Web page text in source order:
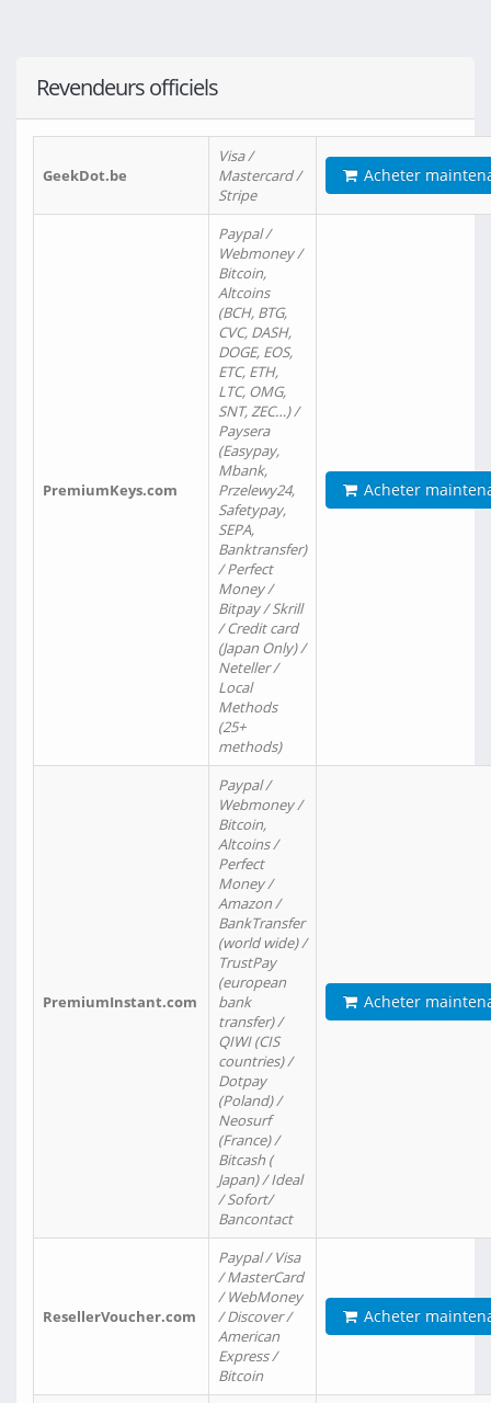
Revendeurs officiels
GeekDot.be
Visa /
Mastercard /
Stripe
Acheter
PremiumKeys.com
Paypal /
Webmoney /
Bitcoin,
Altcoins
(BCH, BTG,
CVC, DASH,
DOGE, EOS,
ETC, ETH,
LTC, OMG,
SNT, ZEC…) /
Paysera
(Easypay,
Mbank,
Przelewy24,
Safetypay,
SEPA,
Banktransfer)
/ Perfect
Money /
Bitpay / Skrill
/ Credit card
(Japan Only) /
Neteller /
Local
Methods
(25+
methods)
Acheter
PremiumInstant.com
Paypal /
Webmoney /
Bitcoin,
Altcoins /
Perfect
Money /
Amazon /
BankTransfer
(world wide) /
TrustPay
(european
bank
transfer) /
QIWI (CIS
countries) /
Dotpay
(Poland) /
Neosurf
(France) /
Bitcash (
Japan) / Ideal
/ Sofort/
Bancontact
Acheter
ResellerVoucher.com
Paypal / Visa
/ MasterCard
/ WebMoney
/ Discover /
American
Express /
Bitcoin
Acheter